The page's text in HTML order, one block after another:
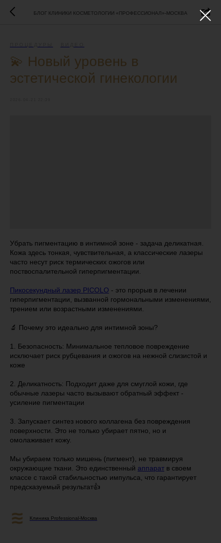
БЛОГ КЛИНИКИ КОСМЕТОЛОГИИ «ПРОФЕССИОНАЛ»-МОСКВА
💫 Новый уровень в
эстетической гинекологии
Убрать пигментацию в интимной зоне - задача деликатная.
Кожа здесь тонкая, чувствительная, а классические лазеры
часто несут риск термических ожогов или
поствоспалительной гиперпигментации.
Пикосекундный лазер PICOLO - это прорыв в лечении
гиперпигментации, вызванной гормональными изменениями,
трением или возрастными изменениями.
🔬 Почему это идеально для интимной зоны?
1. Безопасность: Минимальное тепловое повреждение
исключает риск рубцевания и ожогов на нежной слизистой и
коже
2. Деликатность: Подходит даже для смуглой кожи, где
обычные лазеры часто вызывают обратный эффект -
усиление пигментации
3. Запускает синтез нового коллагена без повреждения
поверхности. Это не только убирает пятно, но и
омолаживает кожу.
Мы убираем только мишень (пигмент), не травмируя
окружающие ткани. Это единственный аппарат в своем
классе с такой стабильностью импульса, что гарантирует
предсказуемый результат👍
Клиника Professional-Москва